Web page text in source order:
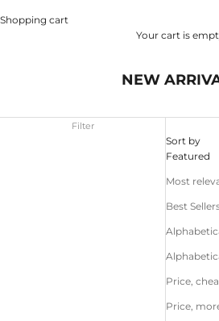
Shopping cart
Your cart is
NEW
Filter
Sort by
Featured
Most
Best
Price,
Price,